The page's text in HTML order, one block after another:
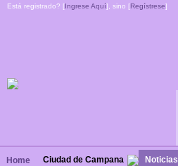
Está registrado? [Ingrese Aquí], sino [Regístrese]
Home Ciudad de Campana Noticias